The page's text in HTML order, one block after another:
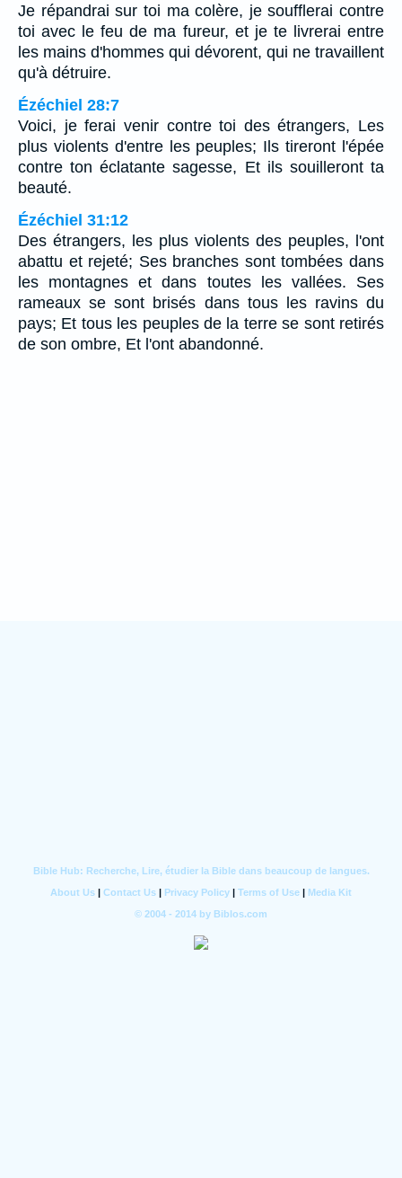
Je répandrai sur toi ma colère, je soufflerai contre
toi avec le feu de ma fureur, et je te livrerai entre
les mains d'hommes qui dévorent, qui ne travaillent
qu'à détruire.
Ézéchiel 28:7
Voici, je ferai venir contre toi des étrangers, Les
plus violents d'entre les peuples; Ils tireront l'épée
contre ton éclatante sagesse, Et ils souilleront ta
beauté.
Ézéchiel 31:12
Des étrangers, les plus violents des peuples, l'ont
abattu et rejeté; Ses branches sont tombées dans
les montagnes et dans toutes les vallées. Ses
rameaux se sont brisés dans tous les ravins du
pays; Et tous les peuples de la terre se sont retirés
de son ombre, Et l'ont abandonné.